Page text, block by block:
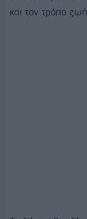
και τον τρόπο